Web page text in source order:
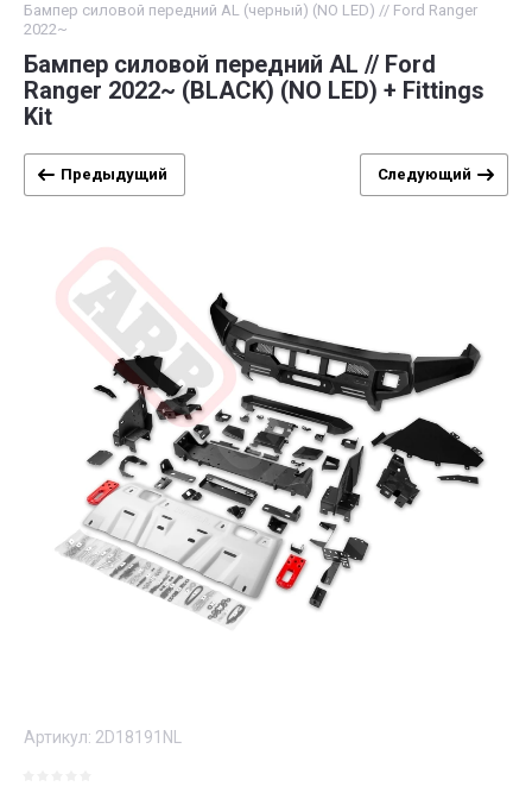
Бампер силовой передний AL (черный) (NO LED) // Ford Ranger
2022~
Бампер силовой передний AL // Ford
Ranger 2022~ (BLACK) (NO LED) + Fittings
Kit
Предыдущий Следующий
Артикул: 2D18191NL